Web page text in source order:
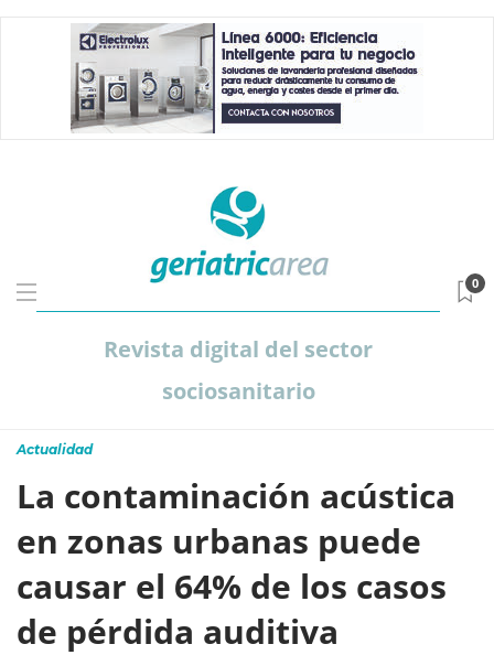
Revista digital del sector
sociosanitario
0
Actualidad
La contaminación acústica
en zonas urbanas puede
causar el 64% de los casos
de pérdida auditiva